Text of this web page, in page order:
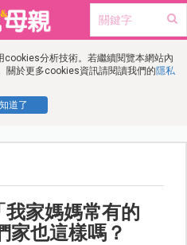
cookies分析技術。若繼續閱覽本網站內
關於更多cookies資訊請閱讀我們的隱私
道了
我家媽媽常有的
家也這樣嗎？